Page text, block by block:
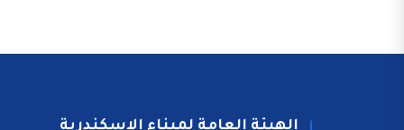
الهيئة العامة لميناء الاسكندرية